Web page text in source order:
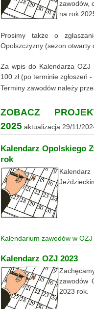
zawodów,
na rok
Prosimy także o
Opolszczyzny (sezon
Za wpis do Kalendarza OZJ
100 zł (po terminie zgłoszeń -
Terminy zawodów należy
ZOBACZ
2025 aktualizacja 29/11/
Kalendarz Opolskiego
rok
Kalendarium zawodów w
Kalendarz OZJ 2023
zawodów
2023 rok.